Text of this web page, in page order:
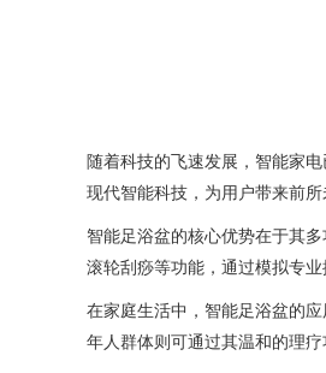
随着科技的飞速发展，智能家
现代智能科技，为用户带来前所
智能足浴盆的核心优势在于其
滚轮刮痧等功能，通过模拟专
在家庭生活中，智能足浴盆的
年人群体则可通过其温和的理